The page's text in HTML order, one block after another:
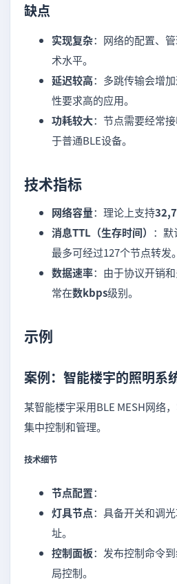
缺点
实现复杂：网络的配置、
术水平。
延迟较高：多跳传输会增
性要求高的应用。
功耗较大：节点需要经常
于普通BLE设备。
技术指标
网络容量：理论上支持
消息TTL（生存时间） ：默
最多可经过127个节点转发。
数据速率：由于协议开销
常在数kbps级别。
示例
案例：智能楼宇的照明系
某智能楼宇采用BLE MESH网络
集中控制和管理。
技术细节
节点配置：
灯具节点：具备开关和调
址。
控制面板：发布控制命令
局控制。